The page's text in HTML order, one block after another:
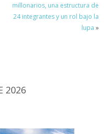
millonarios, una estructura de
24 integrantes y un rol bajo la
lupa »
2026